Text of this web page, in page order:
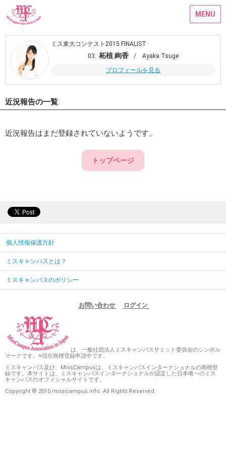
MENU
ミス東大コンテスト2015 FINALIST
03. 柘植 絢香
/ Ayaka Tsuge
プロフィールを見る
近況報告の一覧
近況報告はまだ登録されていないようです。
トップページ
個人情報保護方針
ミスキャンパスとは？
ミスキャンパスのポリシー
お問い合わせ ログイン
は、一般社団法人ミスキャンパスサミット委員会のシンボル
マークです。※現在商標登録申請中です。
ミスキャンパス及び、MissCampusは、ミスキャンパスインターナショナルの商標登
録です。本サイトは、ミスキャンパスインターナショナルが認定した日本唯一のミス
キャンパスのオフィシャルサイトです。
Copyright © 2015 misscampus.info. All Rights Reserved